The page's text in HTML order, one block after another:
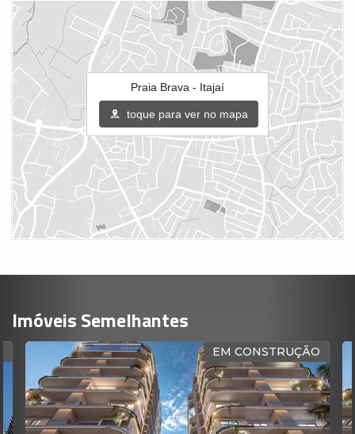
Praia Brava - Itajaí
toque para ver no mapa
Imóveis Semelhantes
QUADRA